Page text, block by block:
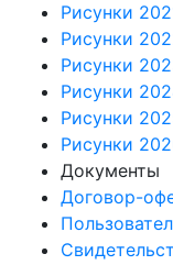
Рисунки
Рисунки
Рисунки
Рисунки
Рисунки
Рисунки
Документы
Договор-